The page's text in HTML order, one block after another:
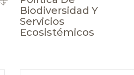
Biodiversidad Y
Servicios
Ecosistémicos